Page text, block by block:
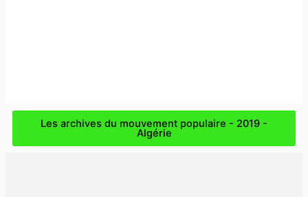
Les archives du mouvement populaire - 2019 -
Algérie